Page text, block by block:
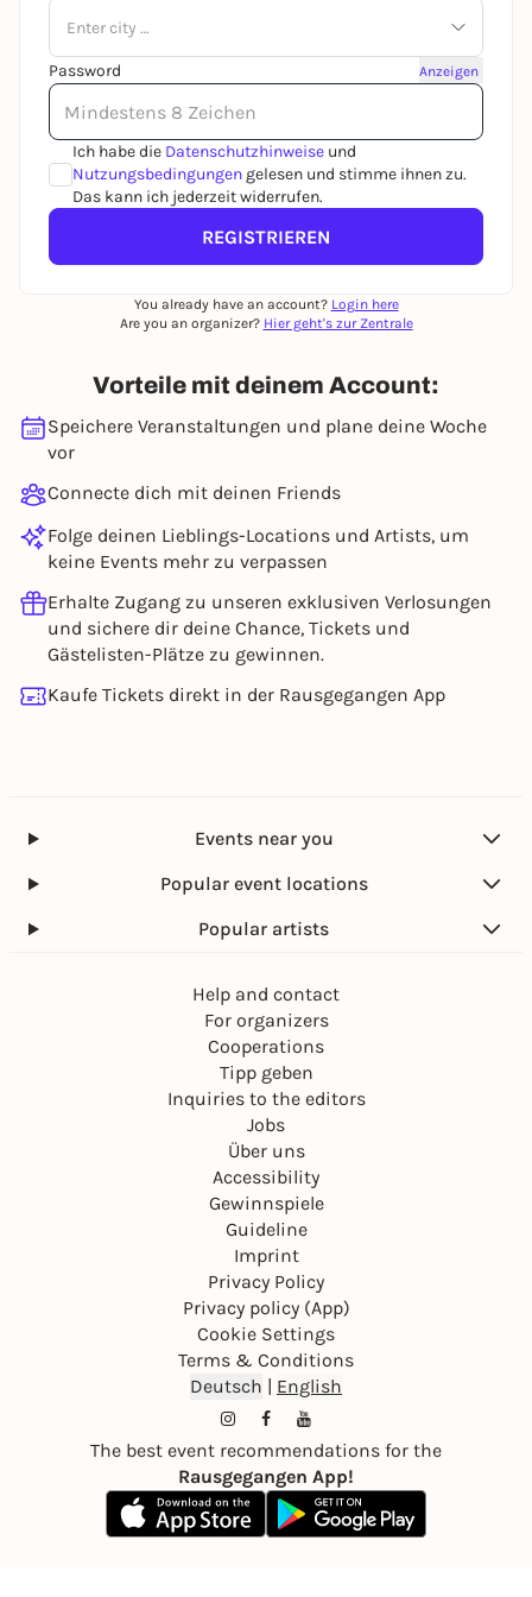
Enter city …
Password Anzeigen
Ich habe die Datenschutzhinweise und
Nutzungsbedingungen gelesen und stimme ihnen zu.
Das kann ich jederzeit widerrufen.
REGISTRIEREN
You already have an account? Login here
Are you an organizer? Hier geht's zur Zentrale
Vorteile mit deinem Account:
Speichere Veranstaltungen und plane deine Woche
vor
Connecte dich mit deinen Friends
Folge deinen Lieblings-Locations und Artists, um
keine Events mehr zu verpassen
Erhalte Zugang zu unseren exklusiven Verlosungen
und sichere dir deine Chance, Tickets und
Gästelisten-Plätze zu gewinnen.
Kaufe Tickets direkt in der Rausgegangen App
Events near you
Popular event locations
Popular artists
Help and contact
For organizers
Cooperations
Tipp geben
Inquiries to the editors
Jobs
Über uns
Accessibility
Gewinnspiele
Guideline
Imprint
Privacy Policy
Privacy policy (App)
Cookie Settings
Terms & Conditions
Deutsch | English
The best event recommendations for the
Rausgegangen App!